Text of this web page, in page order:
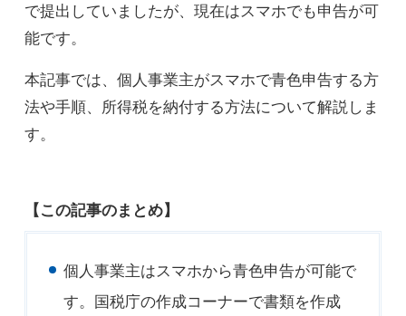
で提出していましたが、現在はスマホでも申告が可
能です。
本記事では、個人事業主がスマホで青色申告する方
法や手順、所得税を納付する方法について解説しま
す。
【この記事のまとめ】
個人事業主はスマホから青色申告が可能で
す。国税庁の作成コーナーで書類を作成